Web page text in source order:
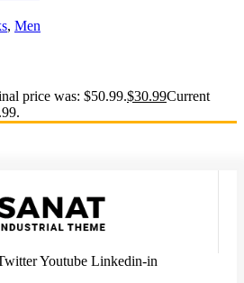
, Men
price was: $50.99.$30.99Current
Youtube Linkedin-in